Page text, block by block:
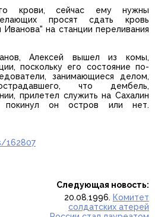
крови, сейчас ему нужны
просят сдать кровь
на станции переливания
Алексей вышел из комы,
поскольку его состояние по-
занимающиеся делом,
что дембель,
прилетел служить на Сахалин
покинул он остров или нет.
162807
Следующая новость:
20.08.1996. Комитет
солдатских атерей